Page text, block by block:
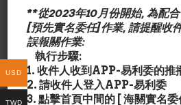
from Fat 0.5mg/ < 2%總脂肪Total
Sodium 15mg/< 2%總碳水化合
2g/ < 2%纖維Dietary Fiber 2g/
專利草本配方Proprietary Blend:
薑黃根Turmeric Root石渣根
Dandelion Root Extract (4:1)薑根
Lemon Balm Leaf藥蜀葵根
**從2023年10月份開始, 為配
[預先實名委任]作業, 請提醒收
誤報關作業:
執行步驟:
1. 收件人收到APP-易利委的推
2. 請收件人登入APP-易利委
3. 點擊首頁中間的 [ 海關實名委
USD
TWD